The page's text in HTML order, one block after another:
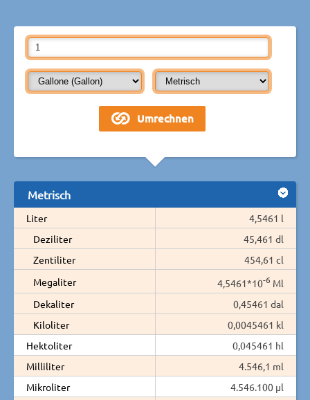
Metrisch
Liter
4,5461 l
Deziliter
45,461 dl
Zentiliter
454,61 cl
Megaliter
4,5461*10-6 Ml
Dekaliter
0,45461 dal
Kiloliter
0,0045461 kl
Hektoliter
0,045461 hl
Milliliter
4.546,1 ml
Mikroliter
4.546.100 µl